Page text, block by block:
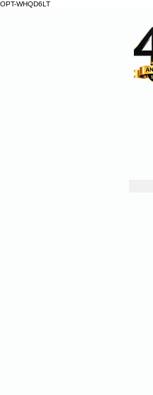
OPT-WHQD6LT